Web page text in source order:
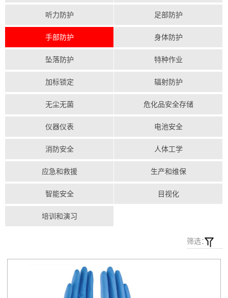
听力防护 足部防护
手部防护 身体防护
坠落防护 特种作业
加标锁定 辐射防护
无尘无菌 危化品安全存储
仪器仪表 电池安全
消防安全 人体工学
应急和救援 生产和维保
智能安全 目视化
培训和演习
筛选：